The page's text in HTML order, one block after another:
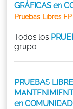
GRÁFICAS en
Pruebas Libres
Todos los
grupo
PRUEBAS
en